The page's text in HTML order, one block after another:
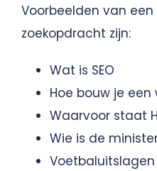
Voorbeelden van
zoekopdracht zijn:
Wat is SEO
Hoe bouw je een
Waarvoor staat
Wie is de
Voetbaluitslagen